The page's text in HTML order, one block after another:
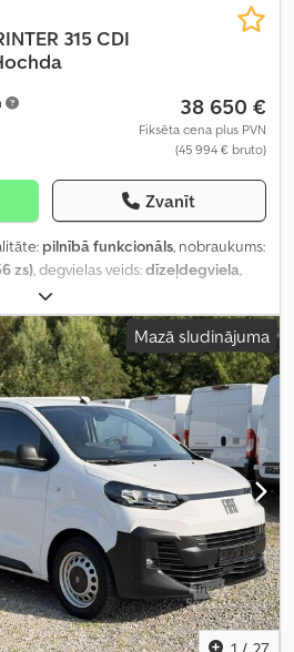
315 CDI
38 650 €
Fiksēta cena plus PVN
(45 994 € bruto)
Zvanīt
pilnībā funkcionāls, nobraukums:
zs), degvielas veids:dīzeļdegviela,
, riteņu bāze:
2 130 kg, maksimālā kravnesība:1 370
, nākamā pārbaude (TÜV):09/2028,
balts, sēdvietu skaits:3, iepriekšējo
gads:2026, Aprīkojums:ABS,
durvis, centrālā atslēga,
(ESP), gaisa
imobilaizersistēma, kravas
kontrole, kvēpu filtrs, lietota
miglas lukturi, navigācijas sistēma,
pastiprinātājs, vasaras riepas,
Mazā sludinājuma